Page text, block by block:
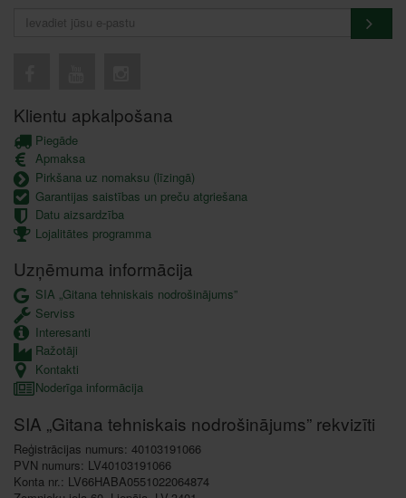
Klientu apkalpošana
Piegāde
Apmaksa
Pirkšana uz nomaksu (līzingā)
Garantijas saistības un preču atgriešana
Datu aizsardzība
Lojalitātes programma
Uzņēmuma informācija
SIA „Gitana tehniskais nodrošinājums”
Serviss
Interesanti
Ražotāji
Kontakti
Noderīga informācija
SIA „Gitana tehniskais nodrošinājums” rekvizīti
Reģistrācijas numurs: 40103191066
PVN numurs: LV40103191066
Konta nr.: LV66HABA0551022064874